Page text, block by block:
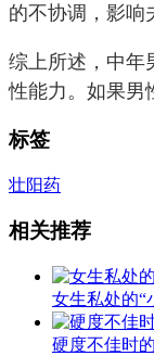
的不协调，影响
综上所述，中年
性能力。如果男
标签
壮阳药
相关推荐
女生私处的“
硬度不佳时